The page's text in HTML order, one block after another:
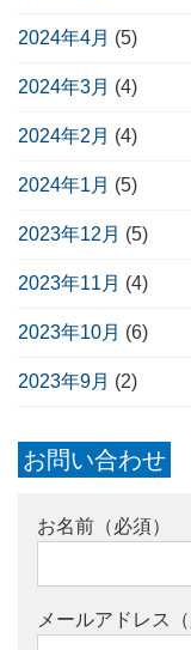
2024年4月 (5)
2024年3月 (4)
2024年2月 (4)
2024年1月 (5)
2023年12月 (5)
2023年11月 (4)
2023年10月 (6)
2023年9月 (2)
お問い合わせ
お名前（必須）
メールアドレス（